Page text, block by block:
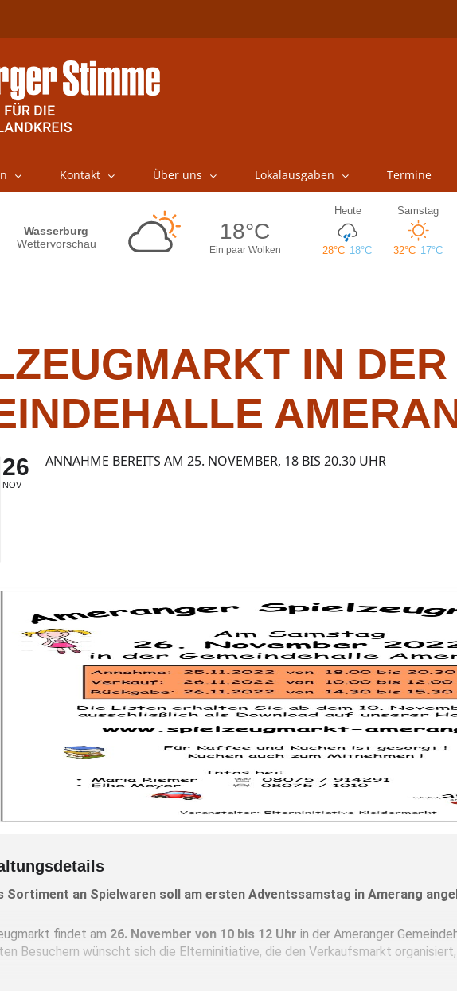
Kontakt Über uns Lokalausgaben Termine
IN DER
26
NOV
ANNAHME BEREITS AM 25. NOVEMBER, 18 BIS 20.30 UHR
Sortiment an Spielwaren soll am ersten Adventssamstag in Amerang
findet am 26. November von 10 bis 12 Uhr in der Ameranger
Besuchern wünscht sich die Elterninitiative, die den Verkaufsmarkt